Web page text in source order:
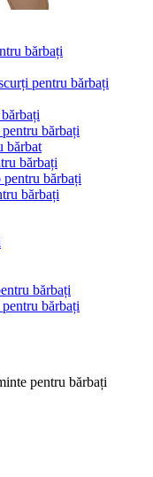
bărbați
pentru bărbați
bărbați
bărbat
bărbați
bărbați
bărbați
bărbați
bărbați
pentru bărbați